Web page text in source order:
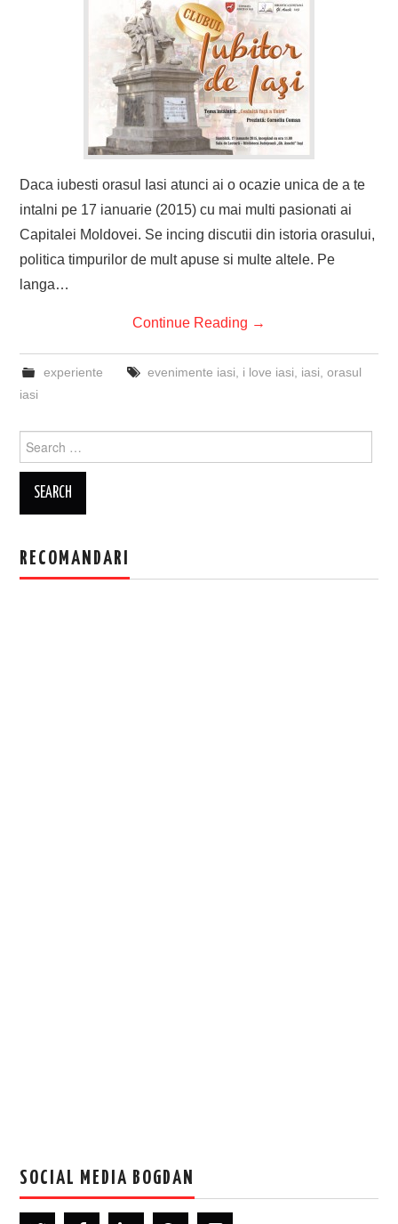
Daca iubesti orasul Iasi atunci ai o ocazie unica de a te
intalni pe 17 ianuarie (2015) cu mai multi pasionati ai
Capitalei Moldovei. Se incing discutii din istoria orasului,
politica timpurilor de mult apuse si multe altele. Pe
langa…
Continue Reading →
experiente evenimente iasi i love iasi iasi orasul
iasi
for:
RECOMANDARI
SOCIAL MEDIA BOGDAN